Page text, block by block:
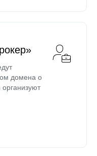
домена о